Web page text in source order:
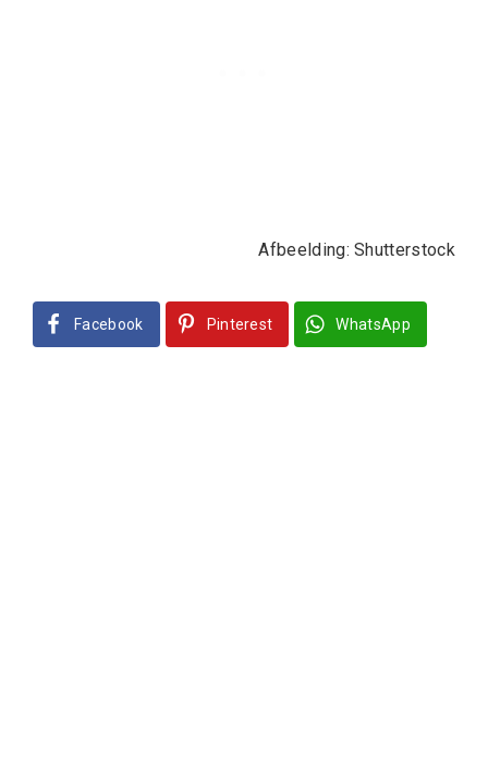
Afbeelding: Shutterstock
Facebook Pinterest WhatsApp